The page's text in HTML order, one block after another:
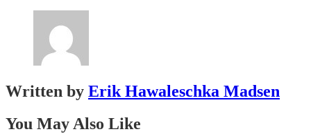
Written by Erik Hawaleschka Madsen
You May Also Like